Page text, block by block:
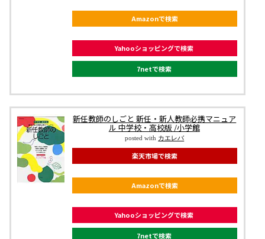
Amazonで検索
Yahooショッピングで検索
7netで検索
新任教師のしごと 新任・新人教師必携マニュア
ル 中学校・高校版 /小学館
posted with カエレバ
楽天市場で検索
Amazonで検索
Yahooショッピングで検索
7netで検索